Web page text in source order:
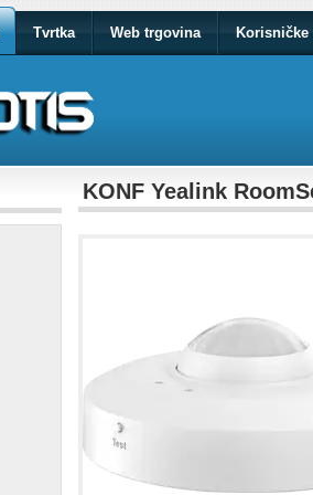
Tvrtka Web trgovina Korisničke
KONF Yealink